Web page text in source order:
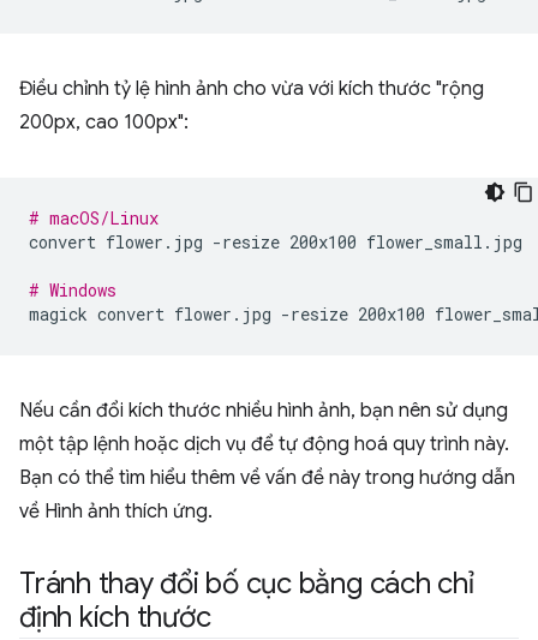
Điều chỉnh tỷ lệ hình ảnh cho vừa với kích thước "rộng
200px, cao 100px":
# macOS/Linux
convert flower.jpg -resize 200x100 flower_small.jpg
# Windows
magick convert flower.jpg -resize 200x100
Nếu cần đổi kích thước nhiều hình ảnh, bạn nên sử dụng
một tập lệnh hoặc dịch vụ để tự động hoá quy trình này.
Bạn có thể tìm hiểu thêm về vấn đề này trong hướng dẫn
về Hình ảnh thích ứng.
Tránh thay đổi bố cục bằng cách chỉ
định kích thước